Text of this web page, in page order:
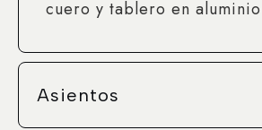
cuero y tablero en
Asientos